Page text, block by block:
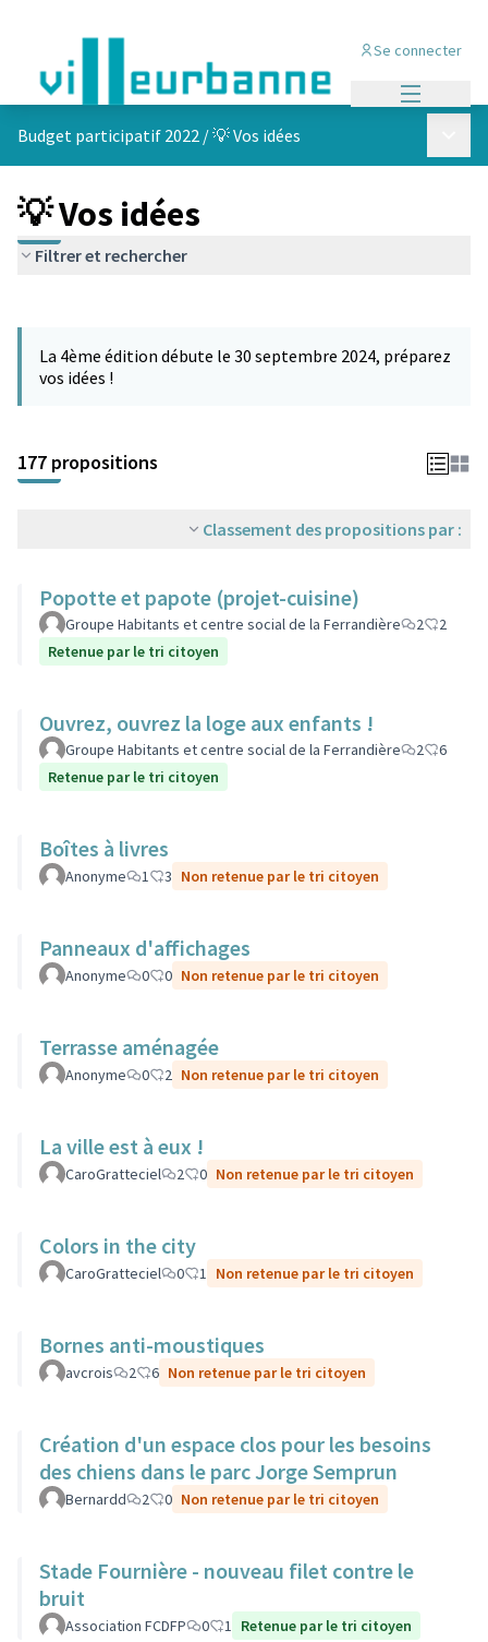
Se connecter
Budget participatif 2022 /💡 Vos idées
💡 Vos idées
Filtrer et rechercher
−
La 4ème édition débute le 30 septembre 2024, préparez
vos idées !
177 propositions
Classement des propositions par :
Popotte et papote (projet-cuisine)
Groupe Habitants et centre social de la Ferrandière 2
2
Retenue par le tri citoyen
Ouvrez, ouvrez la loge aux enfants !
Groupe Habitants et centre social de la Ferrandière 2
6
Retenue par le tri citoyen
Boîtes à livres
Anonyme 1 3 Non retenue par le tri citoyen
Panneaux d'affichages
Anonyme 0 0 Non retenue par le tri citoyen
Terrasse aménagée
Anonyme 0 2 Non retenue par le tri citoyen
La ville est à eux !
CaroGratteciel 2 0 Non retenue par le tri citoyen
Colors in the city
CaroGratteciel 0 1 Non retenue par le tri citoyen
Bornes anti-moustiques
avcrois 2 6 Non retenue par le tri citoyen
Création d'un espace clos pour les besoins
des chiens dans le parc Jorge Semprun
Bernardd 2 0 Non retenue par le tri citoyen
Stade Fournière - nouveau filet contre le
bruit
Association FCDFP 0 1 Retenue par le tri citoyen